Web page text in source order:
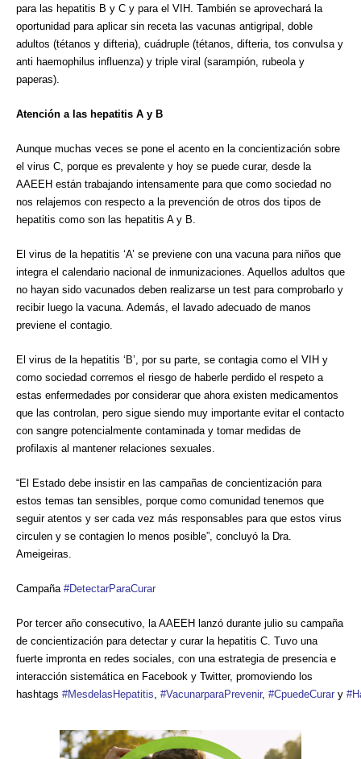
para las hepatitis B y C y para el VIH. También se aprovechará la
oportunidad para aplicar sin receta las vacunas antigripal, doble
adultos (tétanos y difteria), cuádruple (tétanos, difteria, tos convulsa y
anti haemophilus influenza) y triple viral (sarampión, rubeola y
paperas).
Atención a las hepatitis A y B
Aunque muchas veces se pone el acento en la concientización sobre
el virus C, porque es prevalente y hoy se puede curar, desde la
AAEEH están trabajando intensamente para que como sociedad no
nos relajemos con respecto a la prevención de otros dos tipos de
hepatitis como son las hepatitis A y B.
El virus de la hepatitis ‘A’ se previene con una vacuna para niños que
integra el calendario nacional de inmunizaciones. Aquellos adultos que
no hayan sido vacunados deben realizarse un test para comprobarlo y
recibir luego la vacuna. Además, el lavado adecuado de manos
previene el contagio.
El virus de la hepatitis ‘B’, por su parte, se contagia como el VIH y
como sociedad corremos el riesgo de haberle perdido el respeto a
estas enfermedades por considerar que ahora existen medicamentos
que las controlan, pero sigue siendo muy importante evitar el contacto
con sangre potencialmente contaminada y tomar medidas de
profilaxis al mantener relaciones sexuales.
“El Estado debe insistir en las campañas de concientización para
estos temas tan sensibles, porque como comunidad tenemos que
seguir atentos y ser cada vez más responsables para que estos virus
circulen y se contagien lo menos posible”, concluyó la Dra.
Ameigeiras.
Campaña #DetectarParaCurar
Por tercer año consecutivo, la AAEEH lanzó durante julio su campaña
de concientización para detectar y curar la hepatitis C. Tuvo una
fuerte impronta en redes sociales, con una estrategia de presencia e
interacción sistemática en Facebook y Twitter, promoviendo los
hashtags #MesdelasHepatitis, #VacunarparaPrevenir, #CpuedeCurar y #